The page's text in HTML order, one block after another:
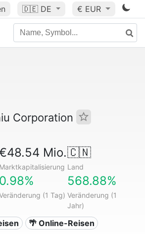
🇩🇪 DE € EUR
Corporation
Mio.
Marktkapitalisierung
🇨🇳
Land
0.98%
(1 Tag)
568.88%
Veränderung (1
Jahr)
🌴 Online-Reisen